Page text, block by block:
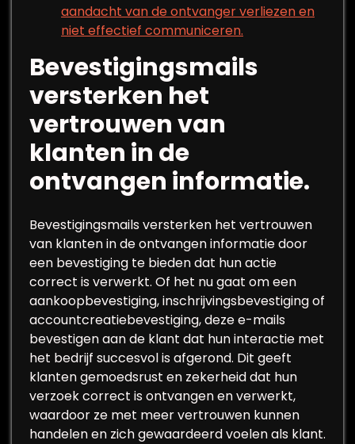
aandacht van de ontvanger verliezen en
niet effectief communiceren.
Bevestigingsmails
versterken het
vertrouwen van
klanten in de
ontvangen informatie.
Bevestigingsmails versterken het vertrouwen
van klanten in de ontvangen informatie door
een bevestiging te bieden dat hun actie
correct is verwerkt. Of het nu gaat om een
aankoopbevestiging, inschrijvingsbevestiging of
accountcreatiebevestiging, deze e-mails
bevestigen aan de klant dat hun interactie met
het bedrijf succesvol is afgerond. Dit geeft
klanten gemoedsrust en zekerheid dat hun
verzoek correct is ontvangen en verwerkt,
waardoor ze met meer vertrouwen kunnen
handelen en zich gewaardeerd voelen als klant.